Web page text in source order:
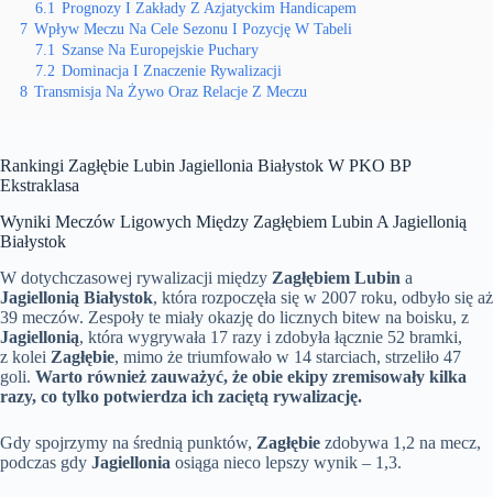
6.1 Prognozy I Zakłady Z Azjatyckim Handicapem
7 Wpływ Meczu Na Cele Sezonu I Pozycję W Tabeli
7.1 Szanse Na Europejskie Puchary
7.2 Dominacja I Znaczenie Rywalizacji
8 Transmisja Na Żywo Oraz Relacje Z Meczu
Rankingi Zagłębie Lubin Jagiellonia Białystok W PKO BP
Ekstraklasa
Wyniki Meczów Ligowych Między Zagłębiem Lubin A Jagiellonią
Białystok
W dotychczasowej rywalizacji między Zagłębiem Lubin a
Jagiellonią Białystok, która rozpoczęła się w 2007 roku, odbyło się aż
39 meczów. Zespoły te miały okazję do licznych bitew na boisku, z
Jagiellonią, która wygrywała 17 razy i zdobyła łącznie 52 bramki,
z kolei Zagłębie, mimo że triumfowało w 14 starciach, strzeliło 47
goli. Warto również zauważyć, że obie ekipy zremisowały kilka
razy, co tylko potwierdza ich zaciętą rywalizację.
Gdy spojrzymy na średnią punktów, Zagłębie zdobywa 1,2 na mecz,
podczas gdy Jagiellonia osiąga nieco lepszy wynik – 1,3.